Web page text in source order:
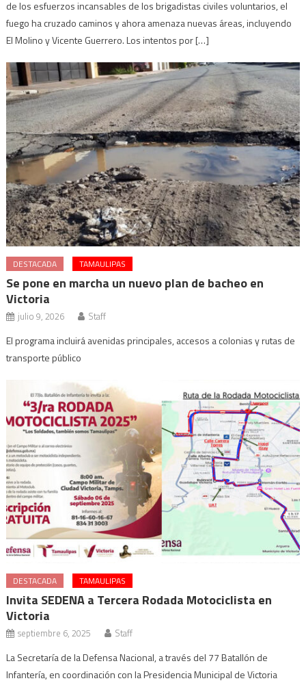
de los esfuerzos incansables de los brigadistas civiles voluntarios, el
fuego ha cruzado caminos y ahora amenaza nuevas áreas, incluyendo
El Molino y Vicente Guerrero. Los intentos por […]
DESTACADA TAMAULIPAS
Se pone en marcha un nuevo plan de bacheo en
Victoria
julio 9, 2026 Staff
El programa incluirá avenidas principales, accesos a colonias y rutas de
transporte público
DESTACADA TAMAULIPAS
Invita SEDENA a Tercera Rodada Motociclista en
Victoria
septiembre 6, 2025 Staff
La Secretaría de la Defensa Nacional, a través del 77 Batallón de
Infantería, en coordinación con la Presidencia Municipal de Victoria